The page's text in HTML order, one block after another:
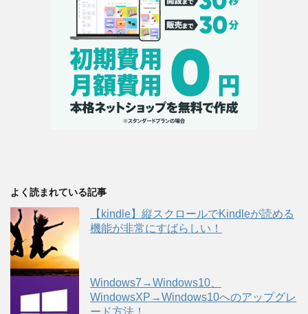
よく読まれている記事
【kindle】縦スクロールでKindleが読める
機能が非常にすばらしい！
Windows7→Windows10、
WindowsXP→Windows10へのアップグレ
ード方法！